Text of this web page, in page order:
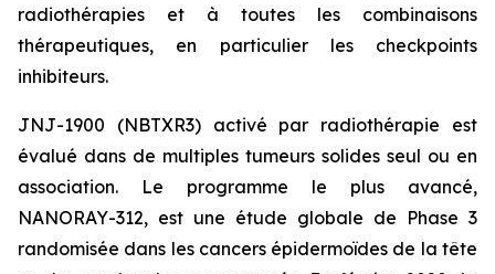
radiothérapies et à toutes les combinaisons
thérapeutiques, en particulier les checkpoints
inhibiteurs.
JNJ-1900 (NBTXR3) activé par radiothérapie est
évalué dans de multiples tumeurs solides seul ou en
association. Le programme le plus avancé,
NANORAY-312, est une étude globale de Phase 3
randomisée dans les cancers épidermoïdes de la tête